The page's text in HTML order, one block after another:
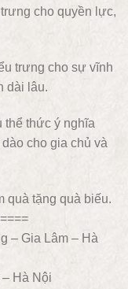
cho quyền lực,
trưng cho sự vĩnh
dài lâu.
thể thức ý nghĩa
cho gia chủ và
quà tặng quà biếu.
– Gia Lâm – Hà
Hà Nội